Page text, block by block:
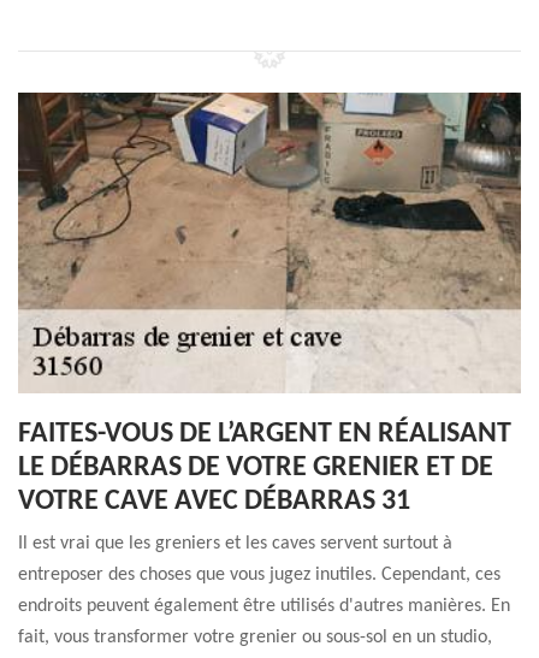
FAITES-VOUS DE L’ARGENT EN RÉALISANT
LE DÉBARRAS DE VOTRE GRENIER ET DE
VOTRE CAVE AVEC DÉBARRAS 31
Il est vrai que les greniers et les caves servent surtout à
entreposer des choses que vous jugez inutiles. Cependant, ces
endroits peuvent également être utilisés d'autres manières. En
fait, vous transformer votre grenier ou sous-sol en un studio,